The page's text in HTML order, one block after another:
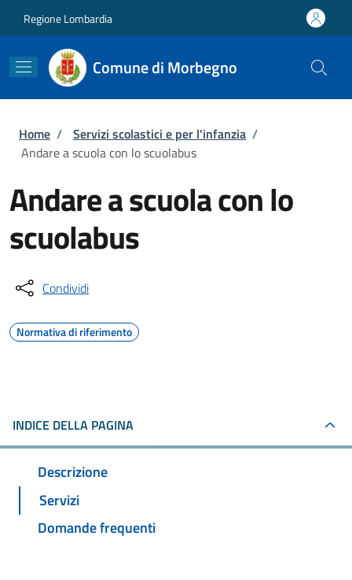
Regione Lombardia
Comune di Morbegno
Briciole di pane
Home / Servizi scolastici e per l'infanzia /
Andare a scuola con lo scuolabus
Andare a scuola con lo
scuolabus
Condividi
Normativa di riferimento
INDICE DELLA PAGINA
Descrizione
Servizi
Domande frequenti